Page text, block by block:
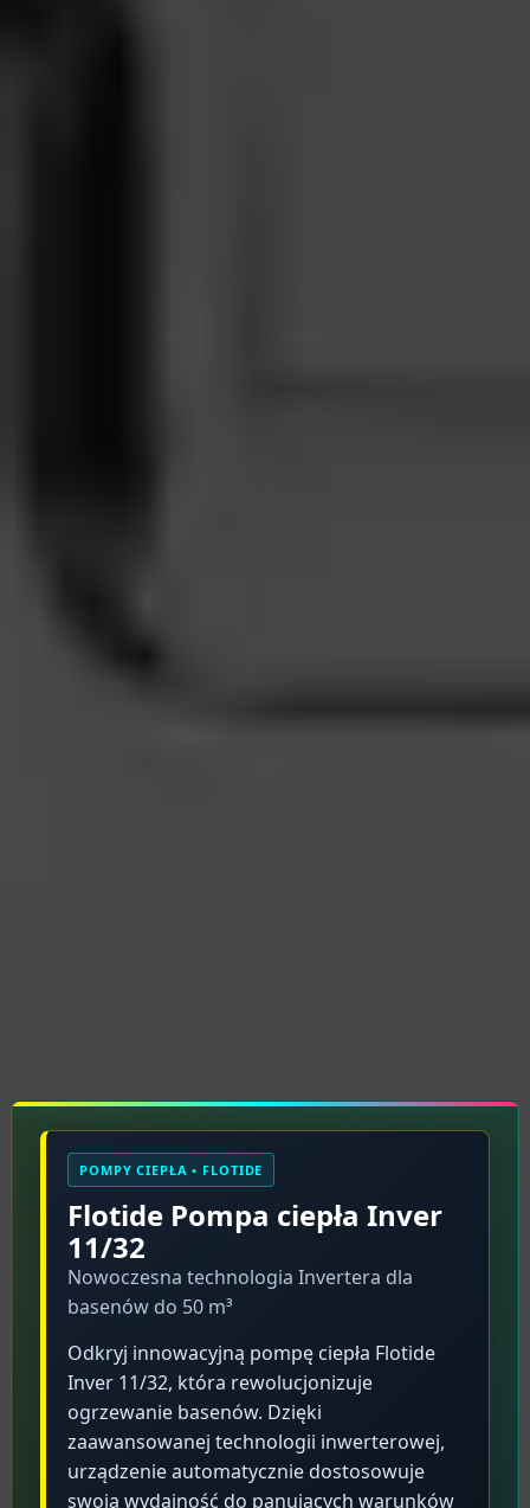
POMPY CIEPŁA • FLOTIDE
Flotide Pompa ciepła Inver
11/32
Nowoczesna technologia Invertera dla
basenów do 50 m³
Odkryj innowacyjną pompę ciepła Flotide
Inver 11/32, która rewolucjonizuje
ogrzewanie basenów. Dzięki
zaawansowanej technologii inwerterowej,
urządzenie automatycznie dostosowuje
swoją wydajność do panujących warunków